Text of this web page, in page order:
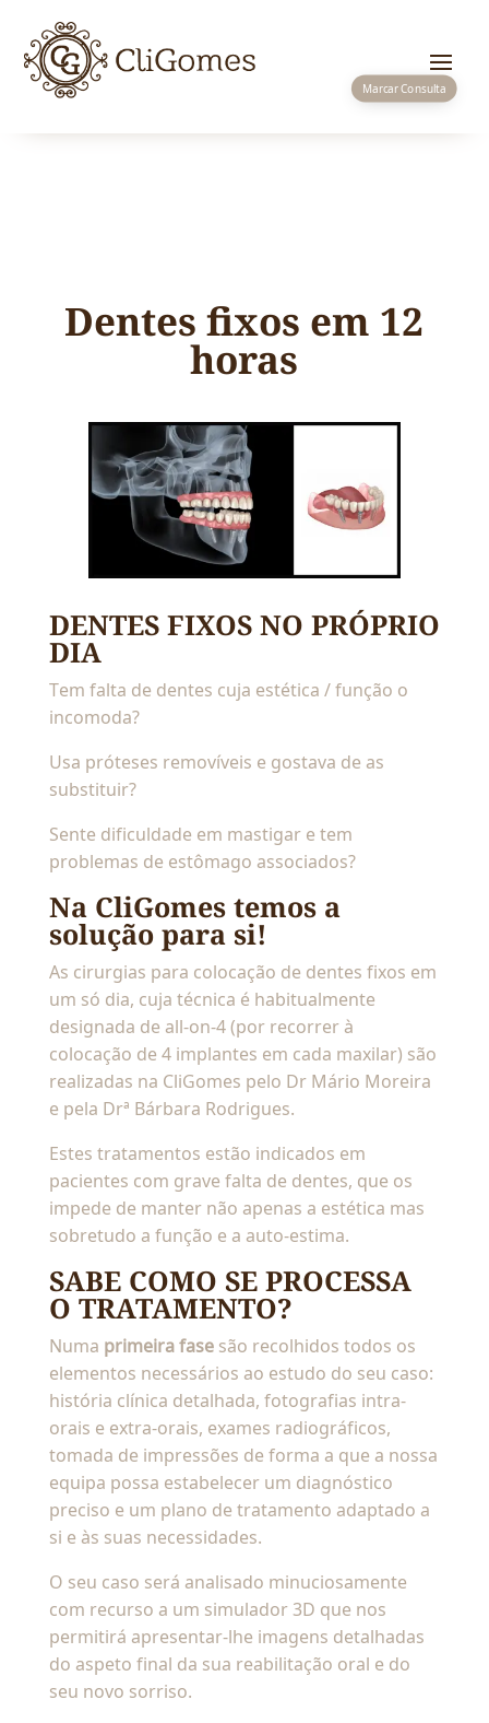
Marcar Consulta
Dentes fixos em 12
horas
DENTES FIXOS NO PRÓPRIO
DIA
Tem falta de dentes cuja estética / função o
incomoda?
Usa próteses removíveis e gostava de as
substituir?
Sente dificuldade em mastigar e tem
problemas de estômago associados?
Na CliGomes temos a
solução para si!
As cirurgias para colocação de dentes fixos em
um só dia, cuja técnica é habitualmente
designada de all-on-4 (por recorrer à
colocação de 4 implantes em cada maxilar) são
realizadas na CliGomes pelo Dr Mário Moreira
e pela Drª Bárbara Rodrigues.
Estes tratamentos estão indicados em
pacientes com grave falta de dentes, que os
impede de manter não apenas a estética mas
sobretudo a função e a auto-estima.
SABE COMO SE PROCESSA
O TRATAMENTO?
Numa primeira fasesão recolhidos todos os
elementos necessários ao estudo do seu caso:
história clínica detalhada, fotografias intra-
orais e extra-orais, exames radiográficos,
tomada de impressões de forma a que a nossa
equipa possa estabelecer um diagnóstico
preciso e um plano de tratamento adaptado a
si e às suas necessidades.
O seu caso será analisado minuciosamente
com recurso a um simulador 3D que nos
permitirá apresentar-lhe imagens detalhadas
do aspeto final da sua reabilitação oral e do
seu novo sorriso.